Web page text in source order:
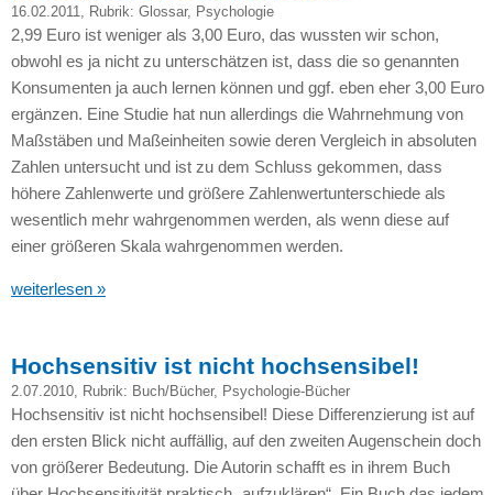
16.02.2011 , Rubrik: Glossar, Psychologie
2,99 Euro ist weniger als 3,00 Euro, das wussten wir schon,
obwohl es ja nicht zu unterschätzen ist, dass die so genannten
Konsumenten ja auch lernen können und ggf. eben eher 3,00 Euro
ergänzen. Eine Studie hat nun allerdings die Wahrnehmung von
Maßstäben und Maßeinheiten sowie deren Vergleich in absoluten
Zahlen untersucht und ist zu dem Schluss gekommen, dass
höhere Zahlenwerte und größere Zahlenwertunterschiede als
wesentlich mehr wahrgenommen werden, als wenn diese auf
einer größeren Skala wahrgenommen werden.
weiterlesen »
Hochsensitiv ist nicht hochsensibel!
2.07.2010, Rubrik: Buch/Bücher, Psychologie-Bücher
Hochsensitiv ist nicht hochsensibel! Diese Differenzierung ist auf
den ersten Blick nicht auffällig, auf den zweiten Augenschein doch
von größerer Bedeutung. Die Autorin schafft es in ihrem Buch